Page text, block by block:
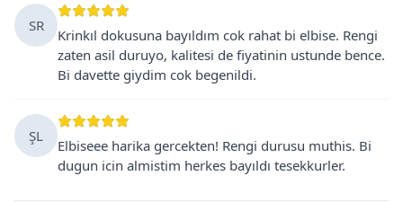
SR
Krinkıl dokusuna bayıldım cok rahat bi elbise. Rengi
zaten asil duruyo, kalitesi de fiyatinin ustunde bence.
Bi davette giydim cok begenildi.
ŞL
Elbiseee harika gercekten! Rengi durusu muthis. Bi
dugun icin almistim herkes bayıldı tesekkurler.